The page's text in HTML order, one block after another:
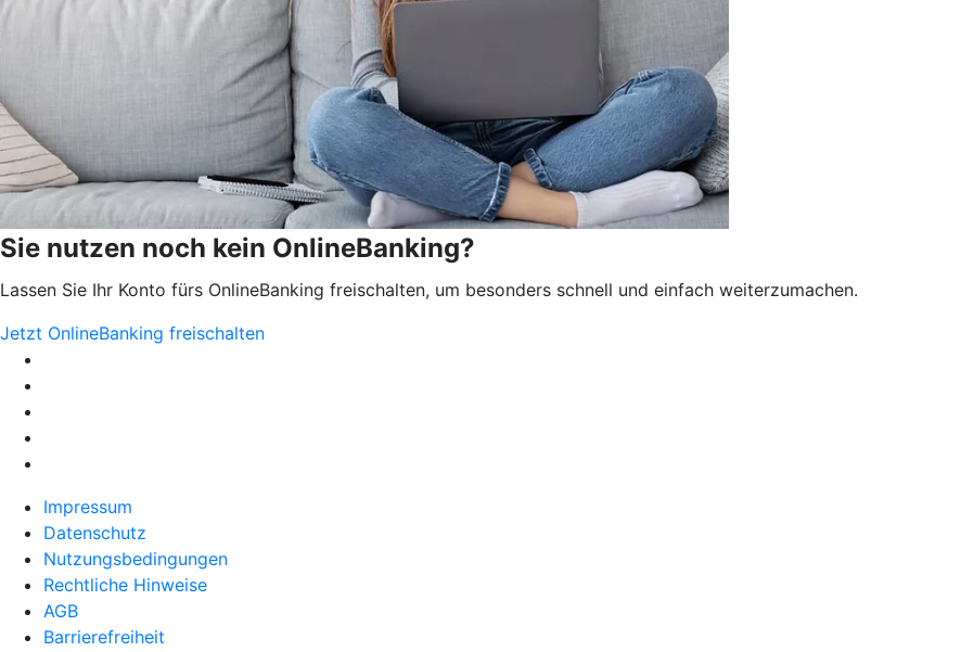
Sie nutzen noch kein OnlineBanking?
Lassen Sie Ihr Konto fürs OnlineBanking freischalten, um besonders schnell und einfach weiterzumachen.
Jetzt OnlineBanking freischalten
Impressum
Datenschutz
Nutzungsbedingungen
Rechtliche Hinweise
AGB
Barrierefreiheit